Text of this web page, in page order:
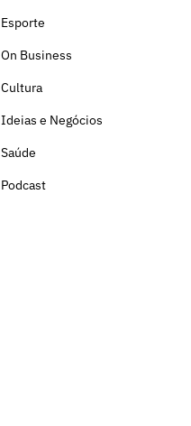
Esporte
On Business
Cultura
Ideias e Negócios
Saúde
Podcast